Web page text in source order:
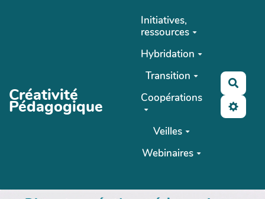
Créativité
Pédagogique
Initiatives,
ressources
Hybridation
Transition
Coopérations
Veilles
Webinaires